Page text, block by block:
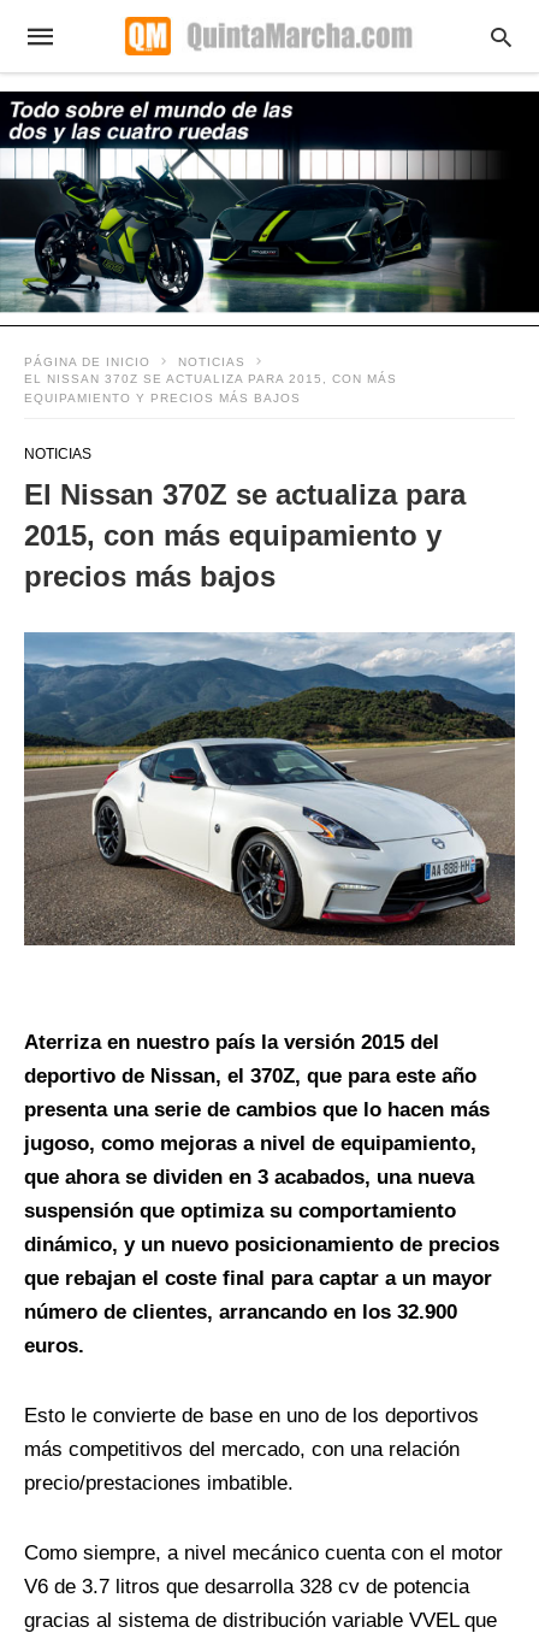
PÁGINA DE INICIO
NOTICIAS
EL NISSAN 370Z SE ACTUALIZA PARA 2015, CON MÁS
EQUIPAMIENTO Y PRECIOS MÁS BAJOS
NOTICIAS
El Nissan 370Z se actualiza para
2015, con más equipamiento y
precios más bajos
Aterriza en nuestro país la versión 2015 del
deportivo de Nissan, el 370Z, que para este año
presenta una serie de cambios que lo hacen más
jugoso, como mejoras a nivel de equipamiento,
que ahora se dividen en 3 acabados, una nueva
suspensión que optimiza su comportamiento
dinámico, y un nuevo posicionamiento de precios
que rebajan el coste final para captar a un mayor
número de clientes, arrancando en los 32.900
euros.
Esto le convierte de base en uno de los deportivos
más competitivos del mercado, con una relación
precio/prestaciones imbatible.
Como siempre, a nivel mecánico cuenta con el motor
V6 de 3.7 litros que desarrolla 328 cv de potencia
gracias al sistema de distribución variable VVEL que